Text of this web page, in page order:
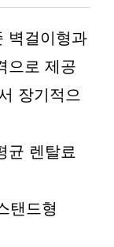
벽걸이형과
으로 제공
장기적으
균 렌탈료
탠드형